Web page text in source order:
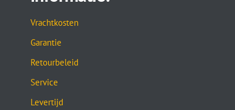
Vrachtkosten
Garantie
Retourbeleid
Service
Levertijd